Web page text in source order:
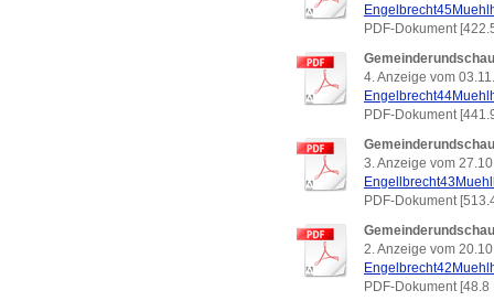
PDF-Dokument
4. Anzeige vom
PDF-Dokument
3. Anzeige vom
PDF-Dokument
2. Anzeige vom
PDF-Dokument [48.8